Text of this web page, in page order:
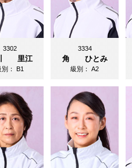
3302
里江
別：B1
3334
角 ひとみ
級別：A2